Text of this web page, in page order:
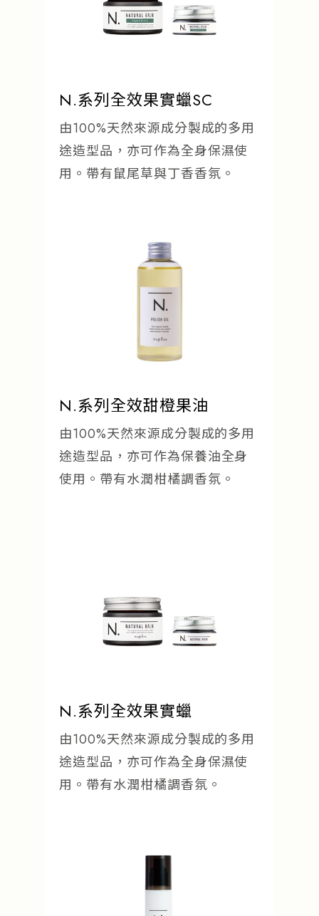
N.系列全效果實蠟SC
由100%天然來源成分製成的多用
途造型品，亦可作為全身保濕使
用。帶有鼠尾草與丁香香氛。
N.系列全效甜橙果油
由100%天然來源成分製成的多用
途造型品，亦可作為保養油全身
使用。帶有水潤柑橘調香氛。
N.系列全效果實蠟
由100%天然來源成分製成的多用
途造型品，亦可作為全身保濕使
用。帶有水潤柑橘調香氛。